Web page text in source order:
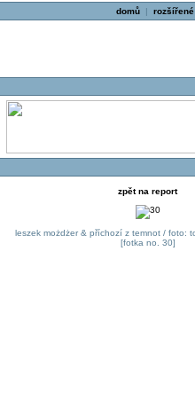
domů|
zpět na report
leszek możdżer & příchozí z temnot / foto:
[fotka no. 30]